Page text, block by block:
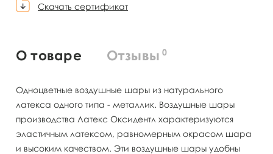
Скачать сертификат
О товаре Отзывы 0
Одноцветные воздушные шары из натурального
латекса одного типа - металлик. Воздушные шары
производства Латекс Оксидентл характеризуются
эластичным латексом, равномерным окрасом шара
и высоким качеством. Эти воздушные шары удобны